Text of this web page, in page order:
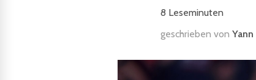
8 Leseminuten
geschrieben von Yann